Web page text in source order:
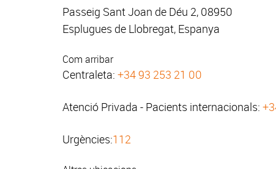
Passeig Sant Joan de Déu 2, 08950
Esplugues de Llobregat, Espanya
Com arribar
Centraleta: +34 93 253 21 00
Atenció Privada - Pacients internacionals:
Urgències:112